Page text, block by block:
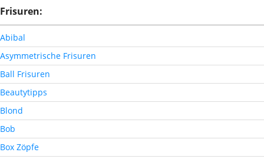
Frisuren:
Abibal
Asymmetrische Frisuren
Ball Frisuren
Beautytipps
Blond
Bob
Box Zöpfe